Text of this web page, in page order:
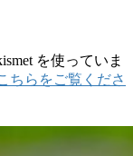
を使っていま
ちらをご覧くださ